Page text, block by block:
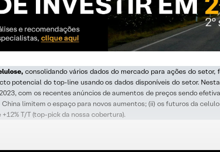
consolidando vários dados do mercado para ações do
potencial do top-line usando os dados disponíveis do setor.
com os recentes anúncios de aumentos de preços sendo
limitem o espaço para novos aumentos; (ii) os futuros da
T/T (top-pick da nossa cobertura).